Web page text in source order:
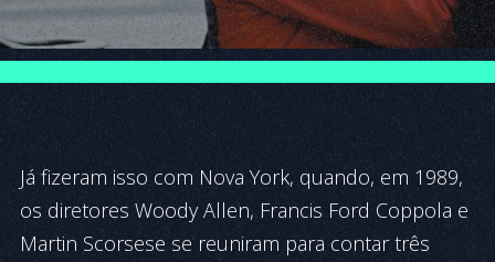
Já fizeram isso com Nova York, quando, em 1989,
os diretores Woody Allen, Francis Ford Coppola e
Martin Scorsese se reuniram para contar três